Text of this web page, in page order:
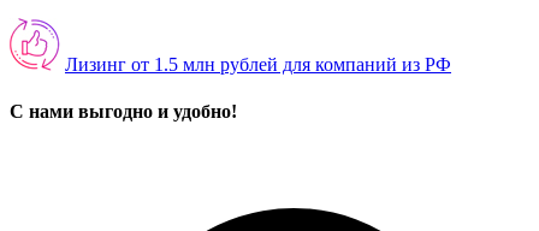
Лизинг от 1.5 млн рублей для компаний из РФ
С нами выгодно и удобно!